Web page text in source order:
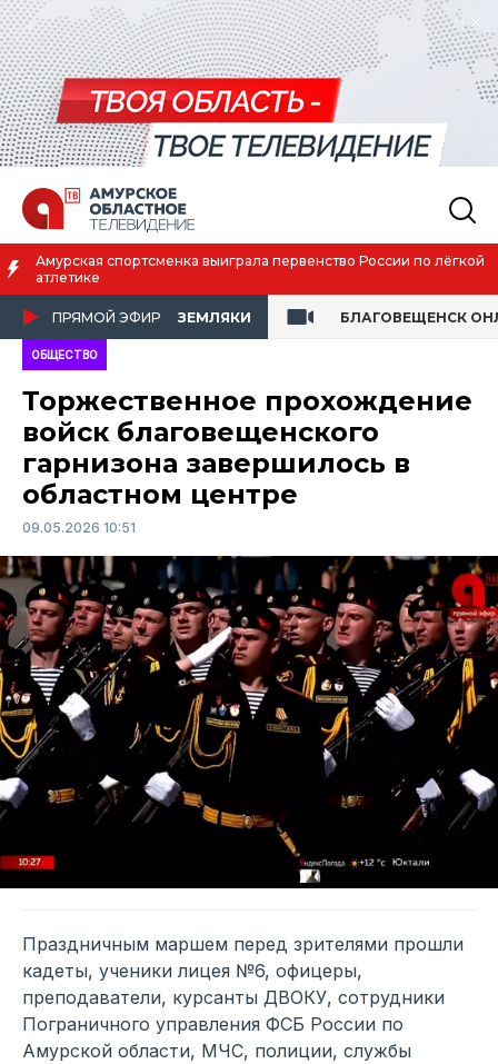
Амурская спортсменка выиграла первенство России по лёгкой
атлетике
ПРЯМОЙ ЭФИР ЗЕМЛЯКИ БЛАГОВЕЩЕНСК
ОБЩЕСТВО
Торжественное прохождение
войск благовещенского
гарнизона завершилось в
областном центре
09.05.2026 10:51
Праздничным маршем перед зрителями прошли
кадеты, ученики лицея №6, офицеры,
преподаватели, курсанты ДВОКУ, сотрудники
Пограничного управления ФСБ России по
Амурской области, МЧС, полиции, службы